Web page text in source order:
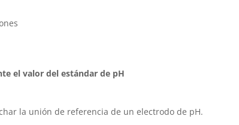
el valor del estándar de pH
la unión de referencia de un electrodo de pH.